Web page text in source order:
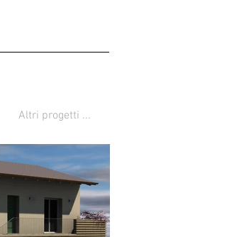
Altri progetti ...